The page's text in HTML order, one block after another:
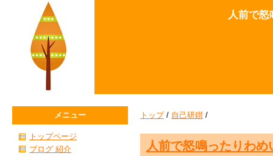
人前で
トップ/ 自己研鑚 /
人前で怒鳴ったりわ
メニュー
トップページ
ブログ 紹介